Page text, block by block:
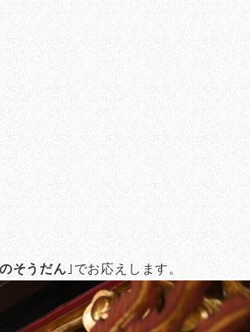
そうだん ｣でお応えします。